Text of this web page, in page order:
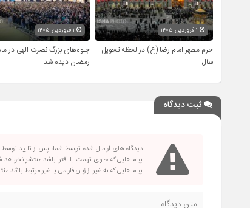
حرم مطهر امام رضا (ع) در لحظه تحویل
سال
۱ فروردین ۱۴۰۵
جلوه‌های بزرگ نصرت الهی در
رمضان دیده شد
ثبت دیدگاه
دیدگاه های ارسال شده توسط شما، پس از تایید
پیام هایی که حاوی تهمت یا افترا باشد منتشر نخواهد
پیام هایی که به غیر از زبان فارسی یا غیر مرتبط باشد